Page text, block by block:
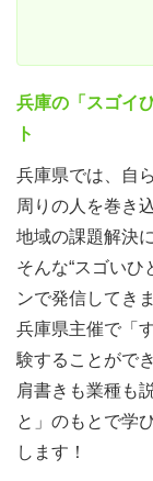
兵庫の「スゴイ
ト
兵庫県では、自
周りの人を巻き込
地域の課題解決
そんな“スゴいひ
ンで発信してき
兵庫県主催で「
験することがで
肩書きも業種も
と」のもとで学
します！